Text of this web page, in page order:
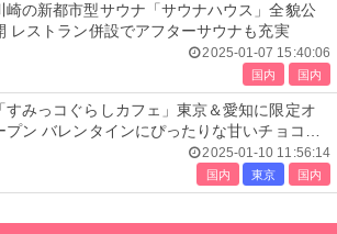
崎の新都市型サウナ「サウナハウス」全貌公
レストラン併設でアフターサウナも充実
2025-01-07 15:40:06
国内 国内
「すみっコぐらしカフェ」東京＆愛知に限定オ
プン バレンタインにぴったりな甘いチョコメ
2025-01-10 11:56:14
国内 東京 国内